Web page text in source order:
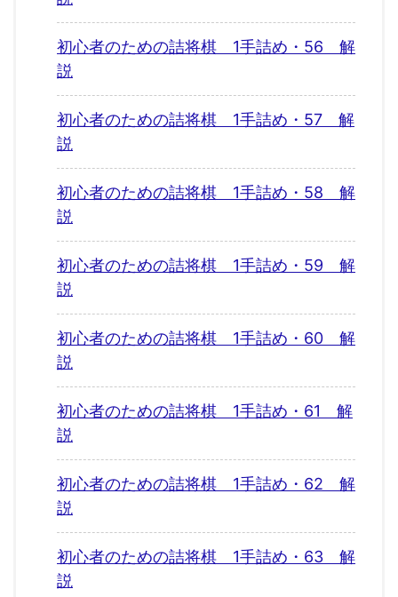
初心者のための詰将棋 1手詰め・56 解
説
初心者のための詰将棋 1手詰め・57 解
説
初心者のための詰将棋 1手詰め・58 解
説
初心者のための詰将棋 1手詰め・59 解
説
初心者のための詰将棋 1手詰め・60 解
説
初心者のための詰将棋 1手詰め・61 解
説
初心者のための詰将棋 1手詰め・62 解
説
初心者のための詰将棋 1手詰め・63 解
説